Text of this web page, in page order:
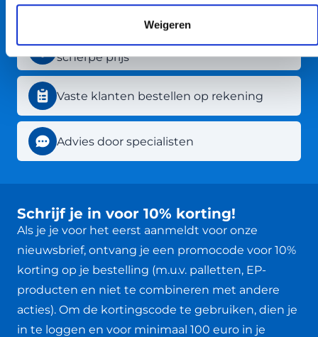
Weigeren
Dé totaalleverancier
Altijd een goede kwaliteit voor een
scherpe prijs
Vaste klanten bestellen op rekening
Advies door specialisten
Schrijf je in voor 10% korting!
Als je je voor het eerst aanmeldt voor onze
nieuwsbrief, ontvang je een promocode voor 10%
korting op je bestelling (m.u.v. palletten, EP-
producten en niet te combineren met andere
acties). Om de kortingscode te gebruiken, dien je
in te loggen en voor minimaal 100 euro in je